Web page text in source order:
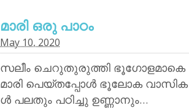
മാരി ഒരു പാഠം
May 10, 2020
സലീം ചെറുതുരുത്തി ഭൂഗോളമാകെ
മാരി പെയ്തപ്പോൾ ഭൂലോക വാസിക
ൾ പലതും പഠിച്ചു ഉണ്ണാനും…